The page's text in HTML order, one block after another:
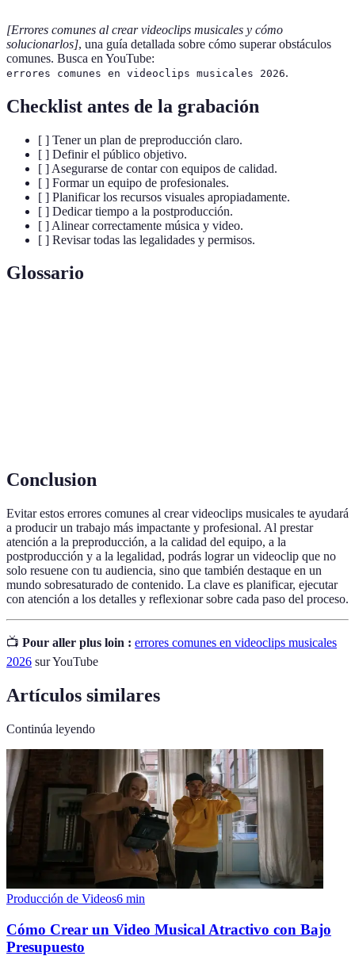
[Errores comunes al crear videoclips musicales y cómo
solucionarlos], una guía detallada sobre cómo superar obstáculos
comunes. Busca en YouTube:
errores comunes en videoclips musicales 2026.
Checklist antes de la grabación
[ ] Tener un plan de preproducción claro.
[ ] Definir el público objetivo.
[ ] Asegurarse de contar con equipos de calidad.
[ ] Formar un equipo de profesionales.
[ ] Planificar los recursos visuales apropiadamente.
[ ] Dedicar tiempo a la postproducción.
[ ] Alinear correctamente música y video.
[ ] Revisar todas las legalidades y permisos.
Glossario
Conclusion
Evitar estos errores comunes al crear videoclips musicales te ayudará
a producir un trabajo más impactante y profesional. Al prestar
atención a la preproducción, a la calidad del equipo, a la
postproducción y a la legalidad, podrás lograr un videoclip que no
solo resuene con tu audiencia, sino que también destaque en un
mundo sobresaturado de contenido. La clave es planificar, ejecutar
con atención a los detalles y reflexionar sobre cada paso del proceso.
📺 Pour aller plus loin : errores comunes en videoclips musicales
2026 sur YouTube
Artículos similares
Continúa leyendo
Producción de Videos6 min
Cómo Crear un Video Musical Atractivo con Bajo
Presupuesto